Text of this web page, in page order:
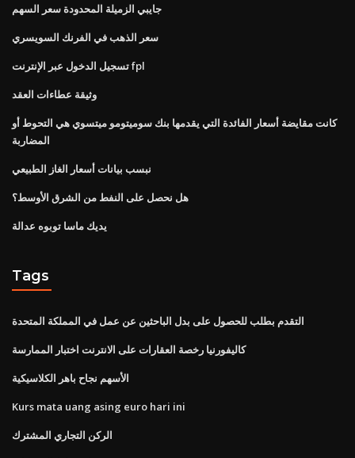
جايبي الزميلة المحدودة سعر السهم
سعر الذهب في الفرنك السويسري
تسجيل الدخول عبر الإنترنت fpl
وثيقة عطاءات العقد
كانت مقايضة أسعار الفائدة التي يقدمها بنك سوميتومو ميتسوي هي التحوط أو
المضاربة
نبسب بيانات أسعار الغاز الطبيعي
هل نحصل على النفط من الشرق الأوسط؟
يديك ماسا توبوه عدالة
Tags
التقدم بطلب للحصول على بدل الباحثين عن عمل في المملكة المتحدة
كاليفورنيا رخصة العقارات على الانترنت اختبار الممارسة
الأسهم نجاح باهر الكلاسيكية
Kurs mata uang asing euro hari ini
الركن التجاري المشترك